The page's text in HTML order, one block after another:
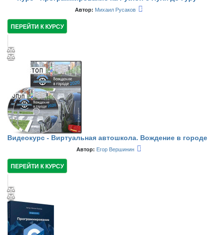
Автор: Михаил Русаков
ПЕРЕЙТИ К КУРСУ
Видеокурс - Виртуальная автошкола. Вождение в городе
Автор: Егор Вершинин
ПЕРЕЙТИ К КУРСУ